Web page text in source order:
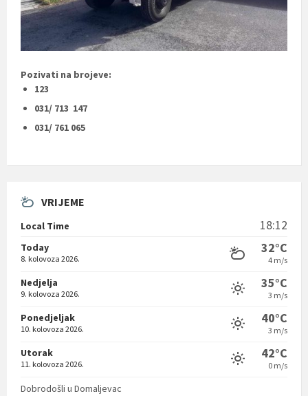
Pozivati na brojeve:
123
031/ 713 147
031/ 761 065
VRIJEME
Local Time 18:12
Today
8. kolovoza 2026.
32°C
4 m/s
Nedjelja
9. kolovoza 2026.
35°C
3 m/s
Ponedjeljak
10. kolovoza 2026.
40°C
3 m/s
Utorak
11. kolovoza 2026.
42°C
0 m/s
Dobrodošli u Domaljevac